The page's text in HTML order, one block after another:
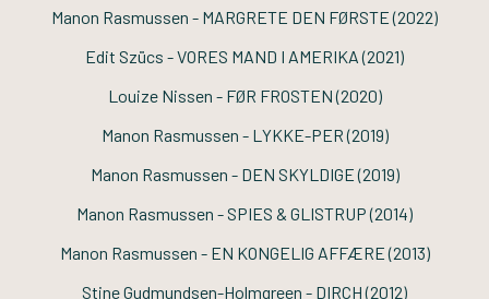
Manon Rasmussen - MARGRETE DEN FØRSTE(2022)
Edit Szücs -VORES MAND I AMERIKA(2021)
Louize Nissen - FØR FROSTEN(2020)
Manon Rasmussen - LYKKE-PER(2019)
Manon Rasmussen - DEN SKYLDIGE(2019)
Manon Rasmussen - SPIES & GLISTRUP(2014)
Manon Rasmussen - EN KONGELIG AFFÆRE(2013)
Stine Gudmundsen-Holmgreen - DIRCH(2012)